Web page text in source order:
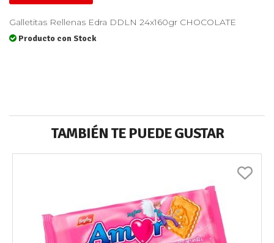
Galletitas Rellenas Edra DDLN 24x160gr CHOCOLATE
Producto con Stock
TAMBIÉN TE PUEDE GUSTAR